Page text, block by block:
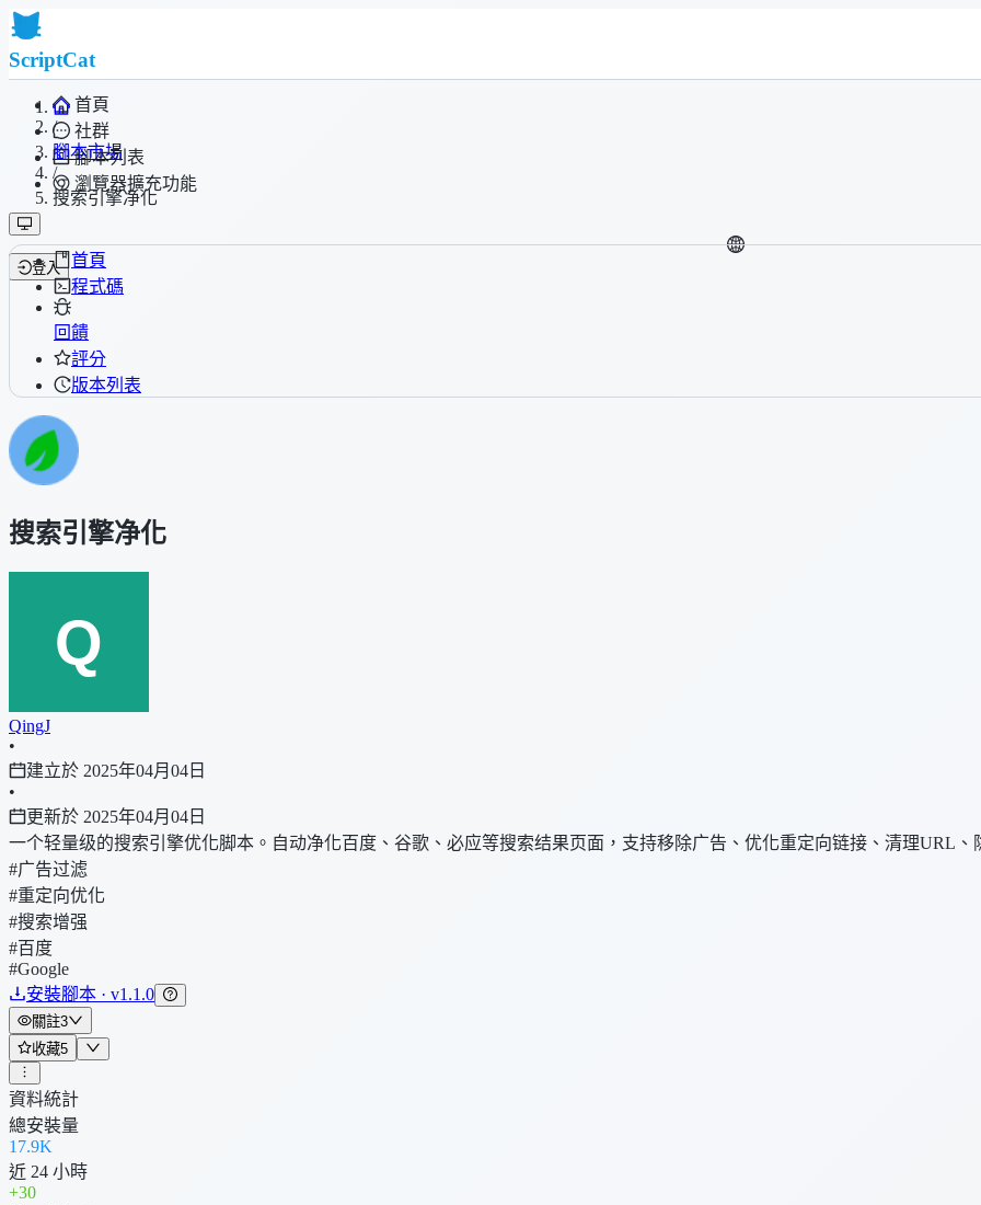
ScriptCat
首頁
社群
腳本列表
瀏覽器擴充功能
登入
/
腳本市場
/
搜索引擎净化
首頁
程式碼
回饋
評分
版本列表
搜索引擎净化
QingJ
•
建立於 2025年04月04日
•
更新於 2025年04月04日
一个轻量级的搜索引擎优化脚本。自动净化百度、谷歌、必应等搜索结果页面，支持移除广告、优化重定向链接、清理URL
#广告过滤
#重定向优化
#搜索增强
#百度
#Google
安裝腳本 · v1.1.0
關註3
收藏5
資料統計
總安裝量
17.9K
近 24 小時
+30